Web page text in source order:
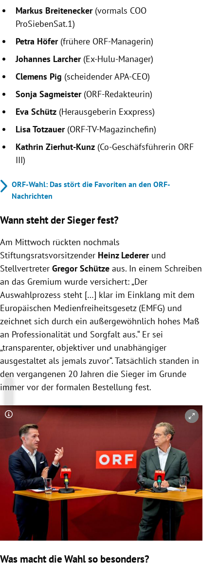
Markus Breitenecker(vormals COO
ProSiebenSat.1)
Petra Höfer(frühere ORF-Managerin)
Johannes Larcher (Ex-Hulu-Manager)
Clemens Pig (scheidender APA-CEO)
Sonja Sagmeister(ORF-Redakteurin)
Eva Schütz (Herausgeberin Exxpress)
Lisa Totzauer(ORF-TV-Magazinchefin)
Kathrin Zierhut-Kunz (Co-Geschäfsführerin ORF
III)
ORF-Wahl: Das stört die Favoriten an den ORF-
Nachrichten
Wann steht der Sieger fest?
Am Mittwoch rückten nochmals
Stiftungsratsvorsitzender Heinz Ledererund
Stellvertreter Gregor Schütze aus. In einem Schreiben
an das Gremium wurde versichert: „Der
Auswahlprozess steht […] klar im Einklang mit dem
Europäischen Medienfreiheitsgesetz (EMFG) und
zeichnet sich durch ein außergewöhnlich hohes Maß
an Professionalität und Sorgfalt aus.“ Er sei
„transparenter, objektiver und unabhängiger
ausgestaltet als jemals zuvor“. Tatsächlich standen in
den vergangenen 20 Jahren die Sieger im Grunde
immer vor der formalen Bestellung fest.
Copyright-Hinweis öffnen/schließen
Was macht die Wahl so besonders?